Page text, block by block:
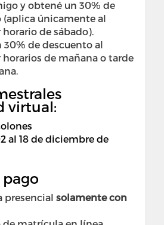
y obtené un 30% de
(aplica únicamente al
de sábado).
30% de descuento al
de mañana o tarde
virtual:
al 18 de diciembre de
pago
presencial solamente con